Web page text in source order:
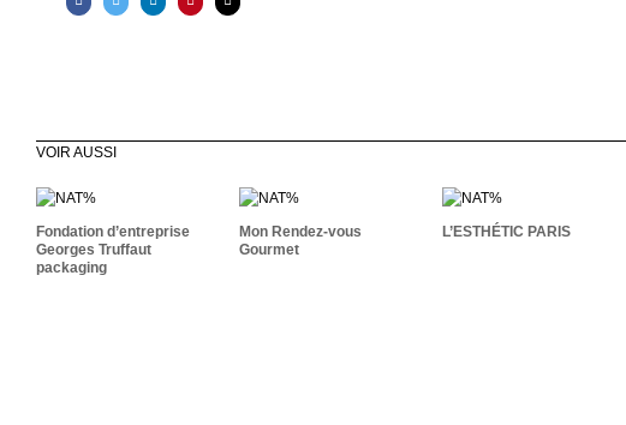
VOIR AUSSI
D’entreprise Georges
Truffaut Packaging
Fondation d’entreprise
Georges Truffaut
packaging
Mon Rendez-Vous
Mon Rendez-vous
Gourmet
L’ESTHÉTIC PARIS
L’ESTHÉTIC PARIS